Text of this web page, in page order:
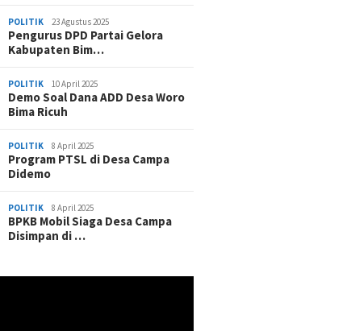
POLITIK 23 Agustus 2025
Pengurus DPD Partai Gelora
Kabupaten Bim…
POLITIK 10 April 2025
Demo Soal Dana ADD Desa Woro
Bima Ricuh
POLITIK 8 April 2025
Program PTSL di Desa Campa
Didemo
POLITIK 8 April 2025
BPKB Mobil Siaga Desa Campa
Disimpan di …